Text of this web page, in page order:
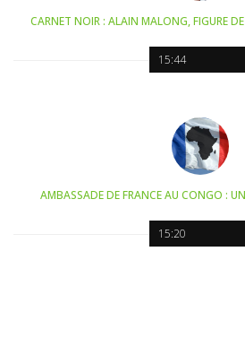
15:44
CARNET NOIR : ALAIN MALONG, FIGURE
15:20
AMBASSADE DE FRANCE AU CONGO :